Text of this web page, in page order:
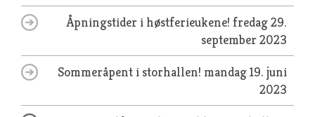
Åpningstider i høstferieukene! fredag 29.
september 2023
Sommeråpent i storhallen! mandag 19. juni
2023